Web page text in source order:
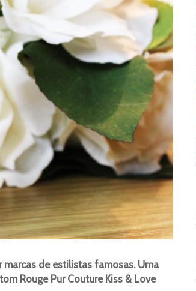
de estilistas famosas. Uma
Rouge Pur Couture Kiss & Love